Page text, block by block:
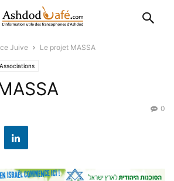
Juive Le projet MASSA
Associations
0